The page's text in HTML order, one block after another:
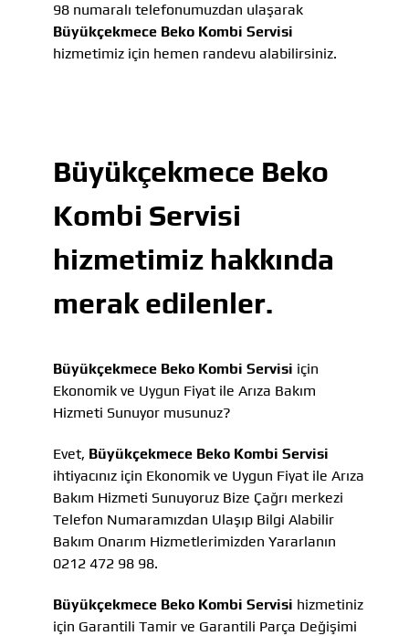
98 numaralı telefonumuzdan ulaşarak
Büyükçekmece Beko Kombi Servisi
hizmetimiz için hemen randevu alabilirsiniz.
Büyükçekmece Beko
Kombi Servisi
hizmetimiz hakkında
merak edilenler.
Büyükçekmece Beko Kombi Servisi için
Ekonomik ve Uygun Fiyat ile Arıza Bakım
Hizmeti Sunuyor musunuz?
Evet, Büyükçekmece Beko Kombi Servisi
ihtiyacınız için Ekonomik ve Uygun Fiyat ile Arıza
Bakım Hizmeti Sunuyoruz Bize Çağrı merkezi
Telefon Numaramızdan Ulaşıp Bilgi Alabilir
Bakım Onarım Hizmetlerimizden Yararlanın
0212 472 98 98.
Büyükçekmece Beko Kombi Servisi hizmetiniz
için Garantili Tamir ve Garantili Parça Değişimi